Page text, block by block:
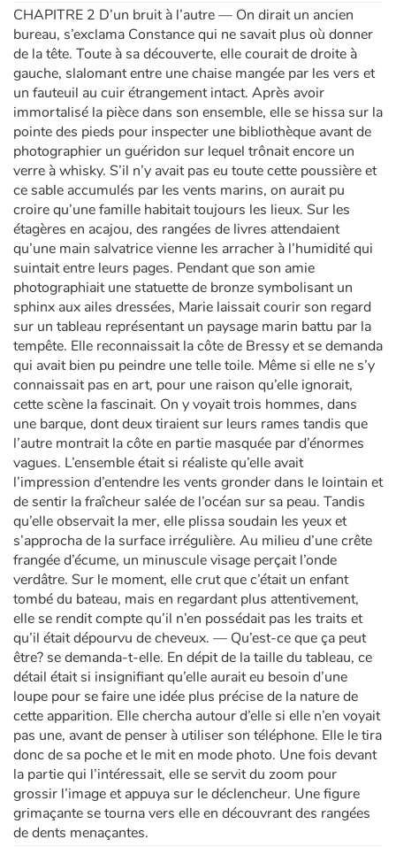
CHAPITRE 2 D’un bruit à l’autre — On dirait un ancien
bureau, s’exclama Constance qui ne savait plus où donner
de la tête. Toute à sa découverte, elle courait de droite à
gauche, slalomant entre une chaise mangée par les vers et
un fauteuil au cuir étrangement intact. Après avoir
immortalisé la pièce dans son ensemble, elle se hissa sur la
pointe des pieds pour inspecter une bibliothèque avant de
photographier un guéridon sur lequel trônait encore un
verre à whisky. S’il n’y avait pas eu toute cette poussière et
ce sable accumulés par les vents marins, on aurait pu
croire qu’une famille habitait toujours les lieux. Sur les
étagères en acajou, des rangées de livres attendaient
qu’une main salvatrice vienne les arracher à l’humidité qui
suintait entre leurs pages. Pendant que son amie
photographiait une statuette de bronze symbolisant un
sphinx aux ailes dressées, Marie laissait courir son regard
sur un tableau représentant un paysage marin battu par la
tempête. Elle reconnaissait la côte de Bressy et se demanda
qui avait bien pu peindre une telle toile. Même si elle ne s’y
connaissait pas en art, pour une raison qu’elle ignorait,
cette scène la fascinait. On y voyait trois hommes, dans
une barque, dont deux tiraient sur leurs rames tandis que
l’autre montrait la côte en partie masquée par d’énormes
vagues. L’ensemble était si réaliste qu’elle avait
l’impression d’entendre les vents gronder dans le lointain et
de sentir la fraîcheur salée de l’océan sur sa peau. Tandis
qu’elle observait la mer, elle plissa soudain les yeux et
s’approcha de la surface irrégulière. Au milieu d’une crête
frangée d’écume, un minuscule visage perçait l’onde
verdâtre. Sur le moment, elle crut que c’était un enfant
tombé du bateau, mais en regardant plus attentivement,
elle se rendit compte qu’il n’en possédait pas les traits et
qu’il était dépourvu de cheveux. — Qu’est-ce que ça peut
être? se demanda-t-elle. En dépit de la taille du tableau, ce
détail était si insignifiant qu’elle aurait eu besoin d’une
loupe pour se faire une idée plus précise de la nature de
cette apparition. Elle chercha autour d’elle si elle n’en voyait
pas une, avant de penser à utiliser son téléphone. Elle le tira
donc de sa poche et le mit en mode photo. Une fois devant
la partie qui l’intéressait, elle se servit du zoom pour
grossir l’image et appuya sur le déclencheur. Une figure
grimaçante se tourna vers elle en découvrant des rangées
de dents menaçantes.